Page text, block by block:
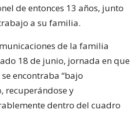
de entonces 13 años, junto
a su familia.
de la familia
18 de junio, jornada en que
encontraba “bajo
recuperándose y
dentro del cuadro